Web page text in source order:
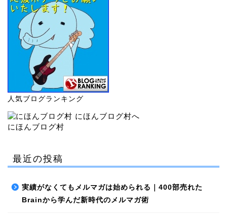
人気ブログランキング
にほんブログ村
最近の投稿
実績がなくてもメルマガは始められる｜400部売れた
Brainから学んだ新時代のメルマガ術